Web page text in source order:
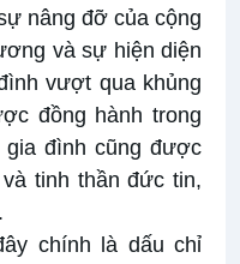
nâng đỡ của cộng
và sự hiện diện
vượt qua khủng
đồng hành trong
gia đình cũng được
tinh thần đức tin,
chính là dấu chỉ